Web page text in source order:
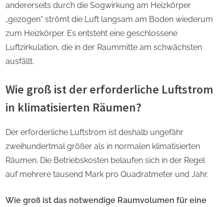
andererseits durch die Sogwirkung am Heizkörper
„gezogen“ strömt die Luft langsam am Boden wiederum
zum Heizkörper. Es entsteht eine geschlossene
Luftzirkulation, die in der Raummitte am schwächsten
ausfällt.
Wie groß ist der erforderliche Luftstrom
in klimatisierten Räumen?
Der erforderliche Luftstrom ist deshalb ungefähr
zweihundertmal größer als in normalen klimatisierten
Räumen. Die Betriebskosten belaufen sich in der Regel
auf mehrere tausend Mark pro Quadratmeter und Jahr.
Wie groß ist das notwendige Raumvolumen für eine